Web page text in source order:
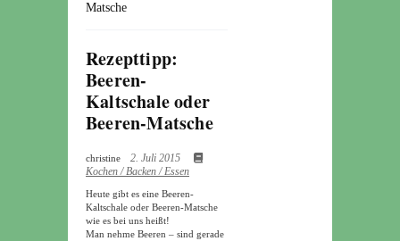
Matsche
Rezepttipp:
Beeren-
Kaltschale oder
Beeren-Matsche
christine
2. Juli 2015
Kochen / Backen / Essen
Heute gibt es eine Beeren-
Kaltschale oder Beeren-Matsche
wie es bei uns heißt!
Man nehme Beeren – sind gerade